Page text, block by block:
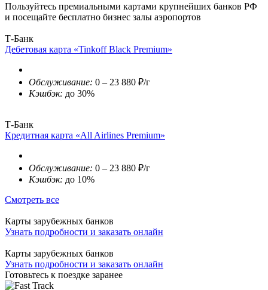
Пользуйтесь премиальными картами крупнейших банков РФ
и посещайте бесплатно бизнес залы аэропортов
Т-Банк
Дебетовая карта «Tinkoff Black Premium»
Обслуживание: 0 – 23 880 ₽/г
Кэшбэк: до 30%
Т-Банк
Кредитная карта «All Airlines Premium»
Обслуживание: 0 – 23 880 ₽/г
Кэшбэк: до 10%
Смотреть все
Карты зарубежных банков
Узнать подробности и заказать онлайн
Карты зарубежных банков
Узнать подробности и заказать онлайн
Готовьтесь к поездке заранее